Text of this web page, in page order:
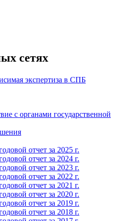
сетях
экспертиза в СПБ
с органами государственной
отчет за 2025 г.
отчет за 2024 г.
отчет за 2023 г.
отчет за 2022 г.
отчет за 2021 г.
отчет за 2020 г.
отчет за 2019 г.
отчет за 2018 г.